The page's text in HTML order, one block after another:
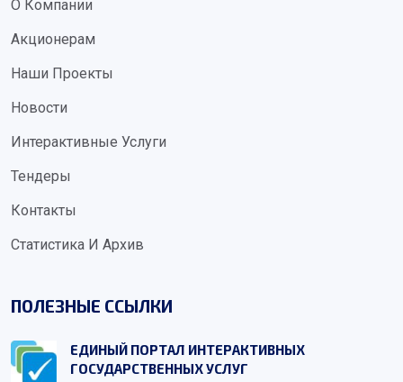
О Компании
Акционерам
Наши Проекты
Новости
Интерактивные Услуги
Тендеры
Контакты
Статистика И Архив
ПОЛЕЗНЫЕ ССЫЛКИ
ЕДИНЫЙ ПОРТАЛ ИНТЕРАКТИВНЫХ
ГОСУДАРСТВЕННЫХ УСЛУГ